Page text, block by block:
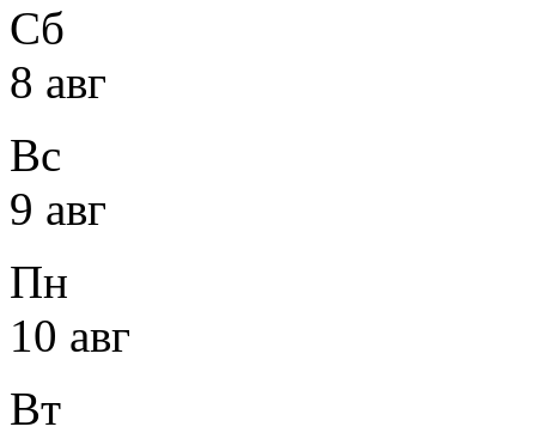
Сб
8 авг
Вс
9 авг
Пн
10 авг
Вт